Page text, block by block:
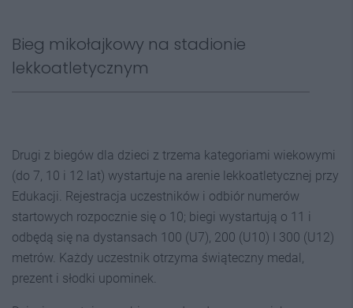
Bieg mikołajkowy na stadionie
lekkoatletycznym
Drugi z biegów dla dzieci z trzema kategoriami wiekowymi
(do 7, 10 i 12 lat) wystartuje na arenie lekkoatletycznej przy
Edukacji. Rejestracja uczestników i odbiór numerów
startowych rozpocznie się o 10; biegi wystartują o 11 i
odbędą się na dystansach 100 (U7), 200 (U10) I 300 (U12)
metrów. Każdy uczestnik otrzyma świąteczny medal,
prezent i słodki upominek.